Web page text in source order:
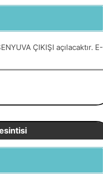
ÇIKIŞI açılacaktır. E-